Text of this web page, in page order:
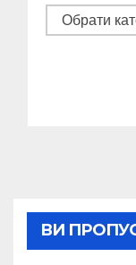
Категорії
ВИ